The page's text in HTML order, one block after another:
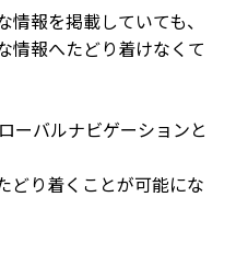
報を掲載していても、
情報へたどり着けなくて
ーバルナビゲーションと
どり着くことが可能にな